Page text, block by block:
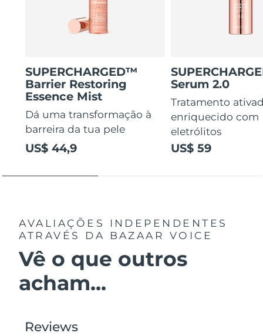
SUPERCHARGED™
Barrier Restoring
Essence Mist
Dá uma transformação à
barreira da tua pele
US$ 44,9
Serum 2.0
Tratamento
enriquecido com
eletrólitos
US$ 59
AVALIAÇÕES INDEPENDENTES
ATRAVÉS DA BAZAAR VOICE
Vê o que outros
acham...